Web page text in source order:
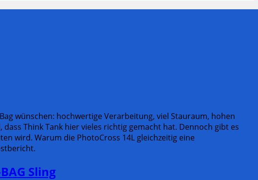
wünschen: hochwertige Verarbeitung, viel Stauraum, hohen
Think Tank hier vieles richtig gemacht hat. Dennoch gibt es
wird. Warum die PhotoCross 14L gleichzeitig eine
Sling